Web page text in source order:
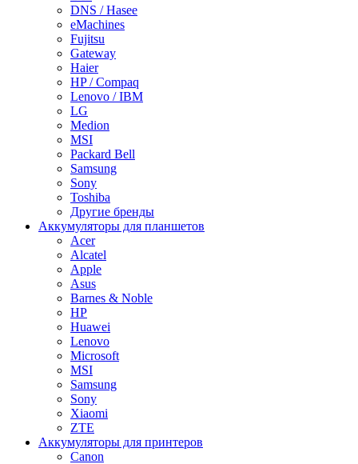
DNS / Hasee
eMachines
Fujitsu
Gateway
Haier
HP / Compaq
Lenovo / IBM
LG
Medion
MSI
Packard Bell
Samsung
Sony
Toshiba
Другие бренды
Аккумуляторы для планшетов
Acer
Alcatel
Apple
Asus
Barnes & Noble
HP
Huawei
Lenovo
Microsoft
MSI
Samsung
Sony
Xiaomi
ZTE
Аккумуляторы для принтеров
Canon